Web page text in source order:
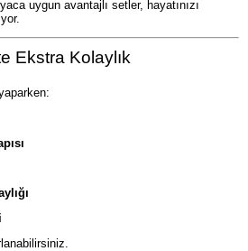
uygun avantajlı setler, hayatınızı
Ekstra Kolaylık